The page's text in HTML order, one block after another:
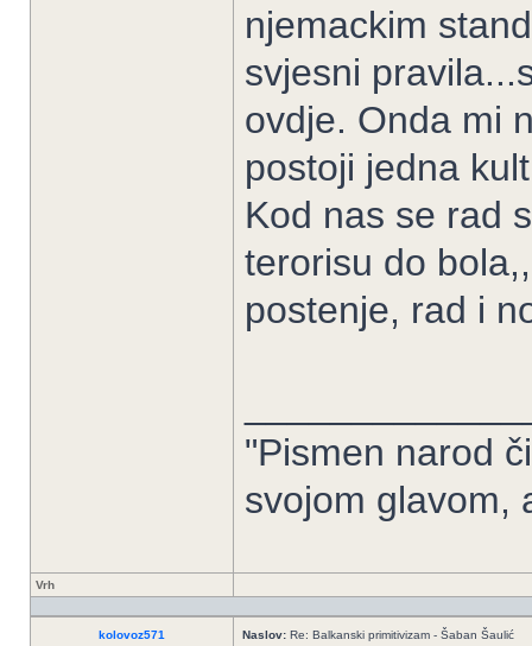
njemackim
svjesni
ovdje. Onda mi
postoji jedna
Kod nas se rad
terorisu do
postenje, rad i
"Pismen narod
svojom glavom,
Vrh
kolovoz571 Naslov: Re: Balkanski primitivizam - Šaban Šaulić